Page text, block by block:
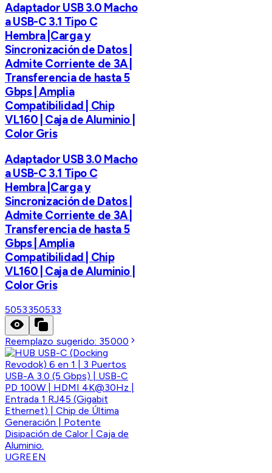
Adaptador USB 3.0 Macho
a USB-C 3.1 Tipo C
Hembra |Carga y
Sincronización de Datos |
Admite Corriente de 3A |
Transferencia de hasta 5
Gbps | Amplia
Compatibilidad | Chip
VL160 | Caja de Aluminio |
Color Gris
Adaptador USB 3.0 Macho
a USB-C 3.1 Tipo C
Hembra |Carga y
Sincronización de Datos |
Admite Corriente de 3A |
Transferencia de hasta 5
Gbps | Amplia
Compatibilidad | Chip
VL160 | Caja de Aluminio |
Color Gris
5053350533
Reemplazo sugerido: 35000
UGREEN